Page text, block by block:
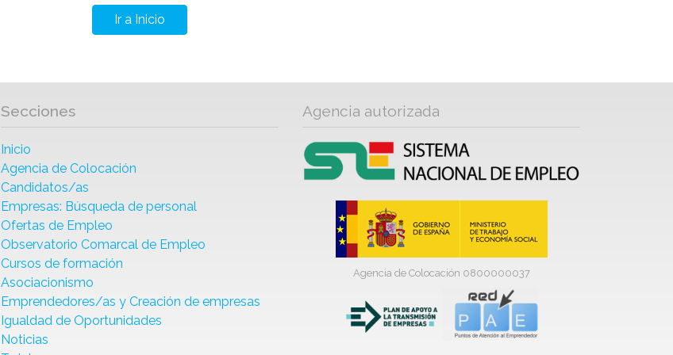
Ir a Inicio
Secciones
Inicio
Agencia de Colocación
Candidatos/as
Empresas: Búsqueda de personal
Ofertas de Empleo
Observatorio Comarcal de Empleo
Cursos de formación
Asociacionismo
Emprendedores/as y Creación de empresas
Igualdad de Oportunidades
Noticias
Agencia autorizada
Agencia de Colocación 0800000037